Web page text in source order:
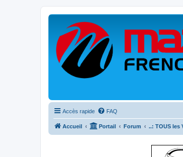
Accès rapide FAQ
Accueil Portail Forum ..: TOUS les